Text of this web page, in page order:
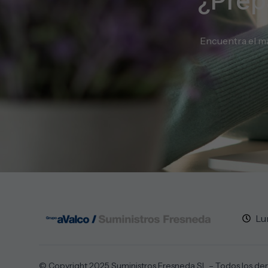
Encuentra el
© Copyright 2025 Suministros Fresneda SL – Todos los